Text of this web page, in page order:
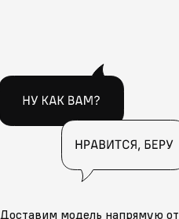
Доставим модель напрямую от